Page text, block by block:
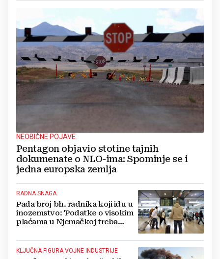
NEOBIČNE POJAVE
Pentagon objavio stotine tajnih
dokumenate o NLO-ima: Spominje se i
jedna europska zemlja
RADNA SNAGA
Pada broj bh. radnika koji idu u
inozemstvo: 'Podatke o visokim
plaćama u Njemačkoj treba
KLJUČNA FIGURA VOJNE INDUSTRIJE